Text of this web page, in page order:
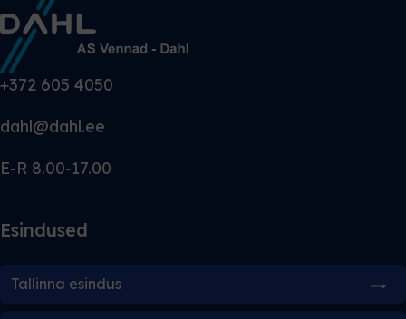
+372 605 4050
dahl@dahl.ee
E-R 8.00-17.00
Esindused
Tallinna esindus